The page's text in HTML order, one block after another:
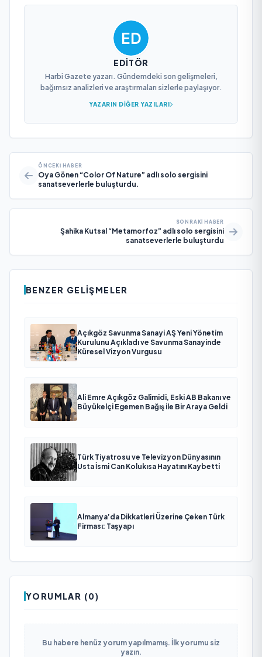
EDITÖR
Harbi Gazete yazarı. Gündemdeki son gelişmeleri,
bağımsız analizleri ve araştırmaları sizlerle paylaşıyor.
YAZARIN DIĞER YAZILARI
ÖNCEKI HABER
Oya Gönen “Color Of Nature” adlı solo sergisini
sanatseverlerle buluşturdu.
SONRAKI HABER
Şahika Kutsal “Metamorfoz” adlı solo sergisini
sanatseverlerle buluşturdu
BENZER GELIŞMELER
Açıkgöz Savunma Sanayi AŞ Yeni Yönetim
Kurulunu Açıkladı ve Savunma Sanayinde
Küresel Vizyon Vurgusu
Ali Emre Açıkgöz Galimidi, Eski AB Bakanı ve
Büyükelçi Egemen Bağış ile Bir Araya Geldi
Türk Tiyatrosu ve Televizyon Dünyasının
Usta İsmi Can Kolukısa Hayatını Kaybetti
Almanya’da Dikkatleri Üzerine Çeken Türk
Firması: Taşyapı
YORUMLAR (0)
Bu habere henüz yorum yapılmamış. İlk yorumu siz
yazın.